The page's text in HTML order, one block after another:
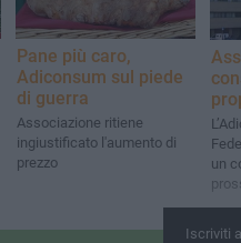
Pane più caro,
Adiconsum sul piede
di guerra
Associazione ritiene
ingiustificato l'aumento di
prezzo
un
Iscriviti